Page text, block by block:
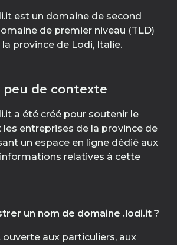
est un domaine de second
de premier niveau (TLD)
province de Lodi, Italie.
peu de contexte
a été créé pour soutenir le
entreprises de la province de
un espace en ligne dédié aux
relatives à cette
un nom de domaine .lodi.it ?
aux particuliers, aux